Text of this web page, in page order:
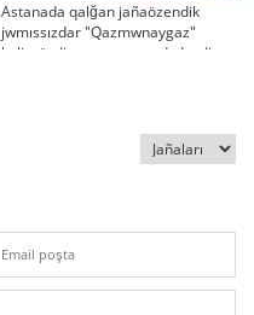
Astanada qalğan jañaözendik
jwmıssızdar "Qazmwnaygaz"
kelissözdi toqtatıp tastadı deydi